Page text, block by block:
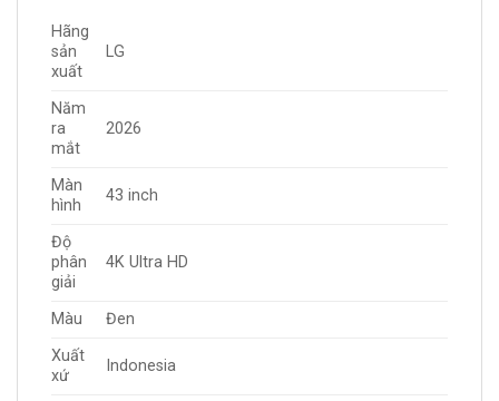
Hãng
sản
xuất
LG
Năm
ra
mắt
2026
Màn
hình
43 inch
Độ
phân
giải
4K Ultra HD
Màu
Đen
Xuất
xứ
Indonesia